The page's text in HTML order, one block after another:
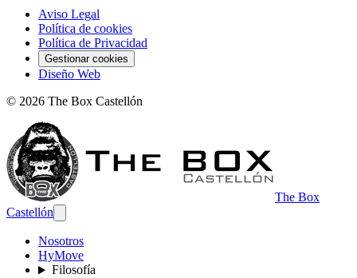
Aviso Legal
Política de cookies
Política de Privacidad
Gestionar cookies
Diseño Web
© 2026 The Box Castellón
The Box
Castellón
Nosotros
HyMove
Filosofía